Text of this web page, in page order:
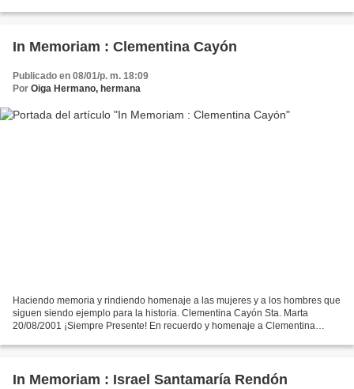
In Memoriam : Clementina Cayón
Publicado en 08/01/p. m. 18:09
Por Oiga Hermano, hermana
Haciendo memoria y rindiendo homenaje a las mujeres y a los hombres que
siguen siendo ejemplo para la historia. Clementina Cayón Sta. Marta
20/08/2001 ¡Siempre Presente! En recuerdo y homenaje a Clementina
In Memoriam : Israel Santamaría Rendón